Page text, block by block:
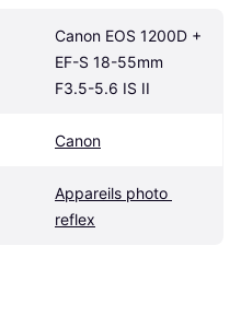
Canon EOS 1200D +
EF-S 18-55mm
F3.5-5.6 IS II
Canon
Appareils photo
reflex